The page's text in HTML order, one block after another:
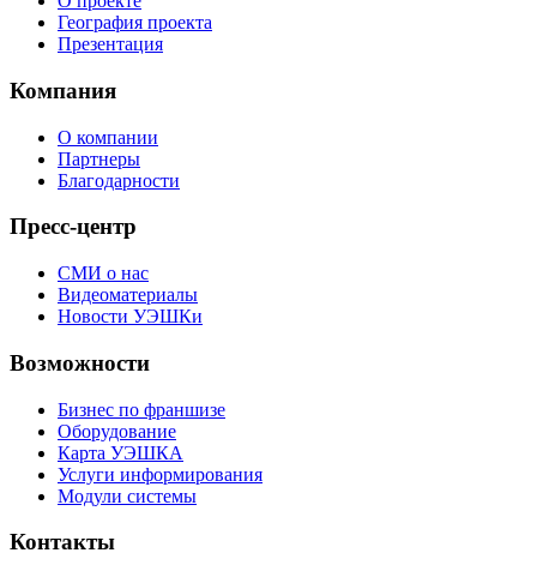
География проекта
Презентация
Компания
О компании
Партнеры
Благодарности
Пресс-центр
СМИ о нас
Видеоматериалы
Новости УЭШКи
Возможности
Бизнес по франшизе
Оборудование
Карта УЭШКА
Услуги информирования
Модули системы
Контакты